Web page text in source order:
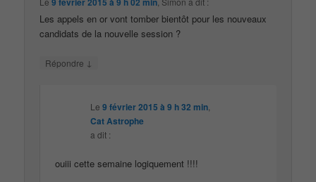
Les appels en or vont tomber bientôt pour les nouveaux
candidats de la nouvelle session ?
Répondre ↓
Le9 février 2015 à 9 h 32 min
Cat Astrophe
a dit :
ouiii cette semaine logiquement !!!!